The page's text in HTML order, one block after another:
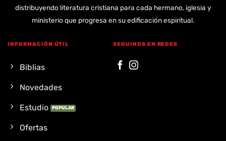
distribuyendo literatura cristiana para cada hermano, iglesia y
ministerio que progresa en su edificación espiritual.
INFORMACIÓN ÚTIL
Biblias
Novedades
Estudio
Ofertas
SEGUINOS EN REDES